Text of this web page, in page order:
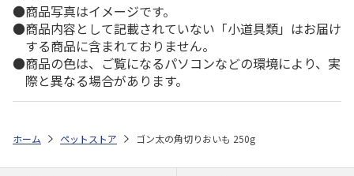
商品写真はイメージです。
商品内容として記載されていない「小道具類」はお届け
する商品に含まれておりません。
商品の色は、ご覧になるパソコンなどの環境により、実
際と異なる場合があります。
ホーム ペットストア ゴン太の角切りおいも 250g